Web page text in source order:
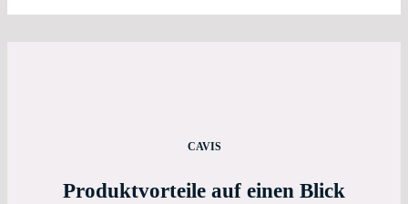
CAVIS
Produktvorteile auf einen Blick